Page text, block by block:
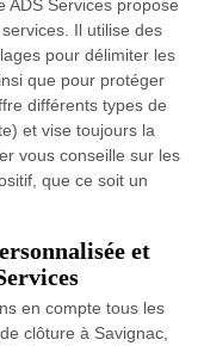
ADS Services propose
Il utilise des
pour délimiter les
que pour protéger
différents types de
et vise toujours la
vous conseille sur les
que ce soit un
et
en compte tous les
clôture à Savignac,